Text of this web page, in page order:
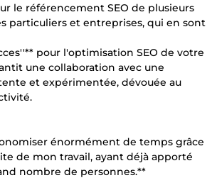
le référencement SEO de plusieurs
particuliers et entreprises, qui en sont
pour l'optimisation SEO de votre
une collaboration avec une
et expérimentée, dévouée au
énormément de temps grâce
de mon travail, ayant déjà apporté
nombre de personnes.**